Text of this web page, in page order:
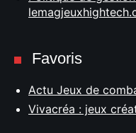
Favoris
Actu Jeux de
Vivacréa : jeux